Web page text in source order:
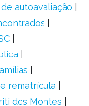
autoavaliação
rematrícula
dos Montes